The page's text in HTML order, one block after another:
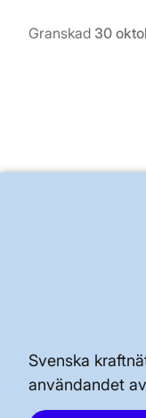
Svenska
användandet
Granskad 30